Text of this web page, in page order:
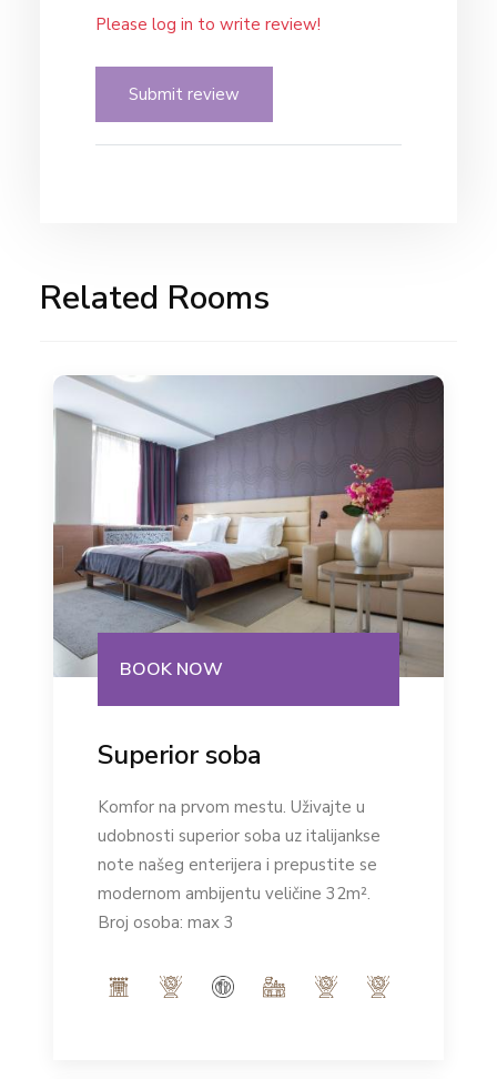
Please log in to write review!
Submit review
Related Rooms
BOOK NOW
Superior soba
Komfor na prvom mestu. Uživajte u
udobnosti superior soba uz italijankse
note našeg enterijera i prepustite se
modernom ambijentu veličine 32m².
Broj osoba: max 3